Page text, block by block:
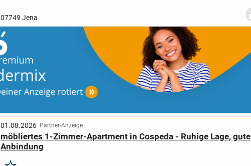
07749 Jena
01.08.2026 Partner-Anzeige
möbliertes 1-Zimmer-Apartment in Cospeda - Ruhige Lage, gute
Anbindung